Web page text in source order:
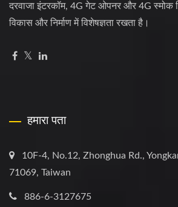
दरवाजा इंटरकॉम, 4G गेट ओपनर और 4G स्मोक
विकास और निर्माण में विशेषज्ञता रखता है।
हमारा पता
10F-4, No.12, Zhonghua Rd.,
71069, Taiwan
886-6-3127675